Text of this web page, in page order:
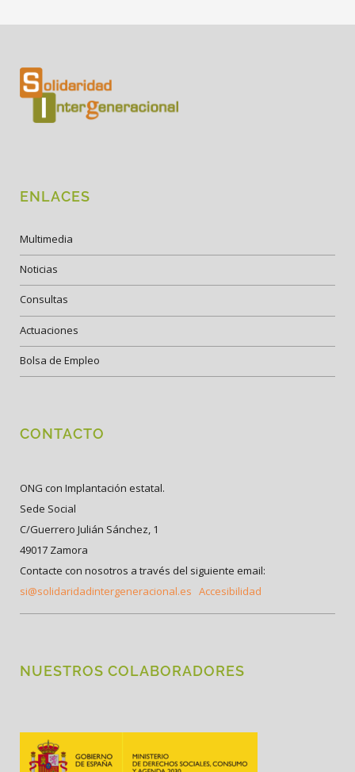
ENLACES
Multimedia
Noticias
Consultas
Actuaciones
Bolsa de Empleo
CONTACTO
ONG con Implantación estatal.
Sede Social
C/Guerrero Julián Sánchez, 1
49017 Zamora
Contacte con nosotros a través del siguiente email:
si@solidaridadintergeneracional.es Accesibilidad
NUESTROS COLABORADORES